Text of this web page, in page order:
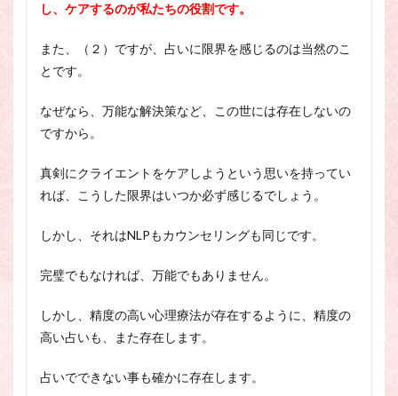
し、ケアするのが私たちの役割です。
また、（２）ですが、占いに限界を感じるのは当然のこ
とです。
なぜなら、万能な解決策など、この世には存在しないの
ですから。
真剣にクライエントをケアしようという思いを持ってい
れば、こうした限界はいつか必ず感じるでしょう。
しかし、それはNLPもカウンセリングも同じです。
完璧でもなければ、万能でもありません。
しかし、精度の高い心理療法が存在するように、精度の
高い占いも、また存在します。
占いでできない事も確かに存在します。